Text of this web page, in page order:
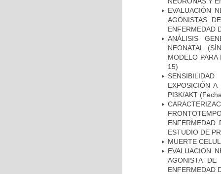
EVALUACIÓN
AGONISTAS
ENFERMEDAD
ANÁLISIS
NEONATAL
MODELO
15)
EXPOSICIÓN
PI3K/AKT
ENFERMEDAD
ESTUDIO DE
MUERTE
EVALUACION
AGONISTA
ENFERMEDAD